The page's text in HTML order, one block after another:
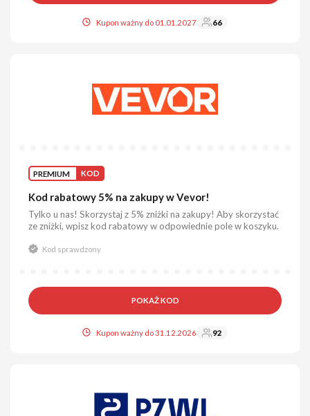
Kupon ważny do 01.01.2027 66
PREMIUM KOD
Kod rabatowy 5% na zakupy w Vevor!
Tylko u nas! Skorzystaj z 5% zniżki na zakupy! Aby skorzystać
ze zniżki, wpisz kod rabatowy w odpowiednie pole w koszyku.
Kod sprawdzony
POKAŻ KOD
Kupon ważny do 31.12.2026 92